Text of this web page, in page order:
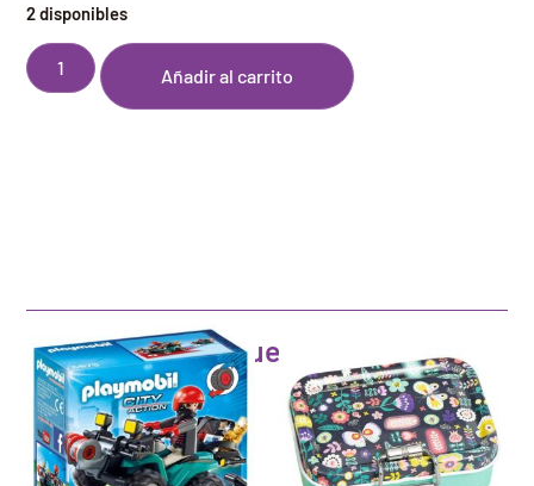
2 disponibles
Añadir al carrito
Artículos que pueden interesarte